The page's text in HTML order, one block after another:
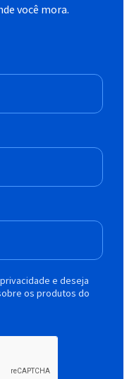
você mora.
e deseja
os produtos do